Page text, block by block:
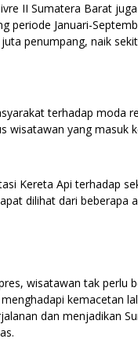
II Sumatera Barat
periode Januari-
penumpang, naik
terhadap moda
wisatawan yang masuk
Kereta Api terhadap
dilihat dari beberapa
wisatawan tak perlu
kemacetan
dan menjadikan